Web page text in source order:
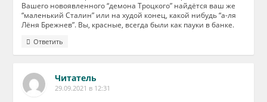
Вашего новоявленного “демона Троцкого” найдётся ваш же
“маленький Сталин” или на худой конец, какой нибудь “а-ля
Лёня Брежнев”. Вы, красные, всегда были как пауки в банке.
Ответить
Читатель
29.09.2021 в 12:31